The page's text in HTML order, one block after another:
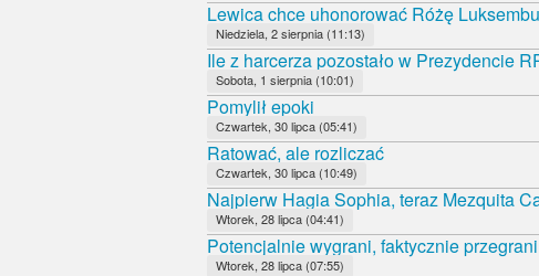
Lewica chce uhonorować Różę
Niedziela, 2 sierpnia (11:13)
Ile z harcerza pozostało w Prezydencie
Sobota, 1 sierpnia (10:01)
Pomylił epoki
Czwartek, 30 lipca (05:41)
Ratować, ale rozliczać
Czwartek, 30 lipca (10:49)
Najpierw Hagia Sophia, teraz Mezquita
Wtorek, 28 lipca (04:41)
Potencjalnie wygrani, faktycznie przegrani
Wtorek, 28 lipca (07:55)